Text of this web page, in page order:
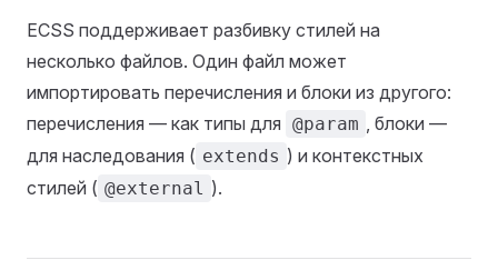
ECSS поддерживает разбивку стилей на
несколько файлов. Один файл может
импортировать перечисления и блоки из другого:
перечисления — как типы для @param , блоки —
для наследования ( extends ) и контекстных
стилей ( @external ).